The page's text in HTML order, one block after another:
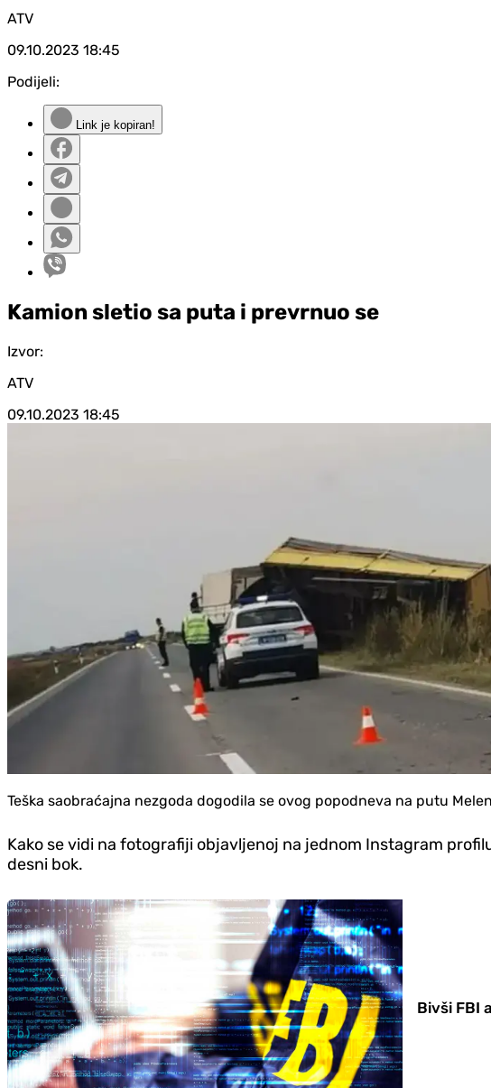
ATV
09.10.2023 18:45
Podijeli:
Link je kopiran!
Kamion sletio sa puta i prevrnuo se
Izvor:
ATV
09.10.2023 18:45
Teška saobraćajna nezgoda dogodila se ovog popodneva na putu
Kako se vidi na fotografiji objavljenoj na jednom Instagram
desni bok.
Bivši FBI